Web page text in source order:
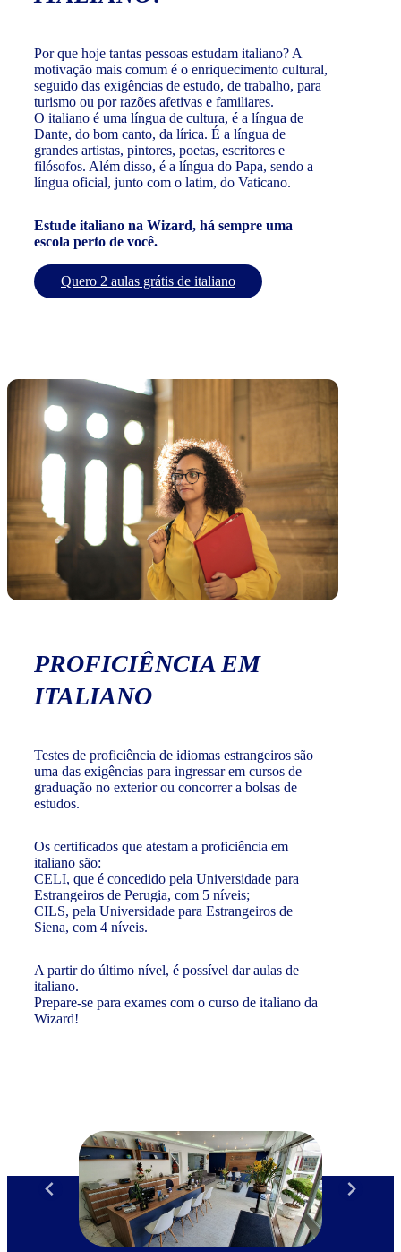
Por que hoje tantas pessoas estudam italiano? A
motivação mais comum é o enriquecimento cultural,
seguido das exigências de estudo, de trabalho, para
turismo ou por razões afetivas e familiares.
O italiano é uma língua de cultura, é a língua de
Dante, do bom canto, da lírica. É a língua de
grandes artistas, pintores, poetas, escritores e
filósofos. Além disso, é a língua do Papa, sendo a
língua oficial, junto com o latim, do Vaticano.
Estude italiano na Wizard, há sempre uma
escola perto de você.
Quero 2 aulas grátis de italiano
PROFICIÊNCIA EM
ITALIANO
Testes de proficiência de idiomas estrangeiros são
uma das exigências para ingressar em cursos de
graduação no exterior ou concorrer a bolsas de
estudos.
Os certificados que atestam a proficiência em
italiano são:
CELI, que é concedido pela Universidade para
Estrangeiros de Perugia, com 5 níveis;
CILS, pela Universidade para Estrangeiros de
Siena, com 4 níveis.
A partir do último nível, é possível dar aulas de
italiano.
Prepare-se para exames com o curso de italiano da
Wizard!